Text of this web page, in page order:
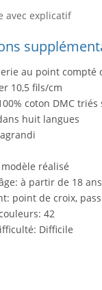
avec explicatif
au point compté
10,5 fils/cm
coton DMC triés
huit langues
réalisé
à partir de 18 ans
point de croix,
42
Difficile